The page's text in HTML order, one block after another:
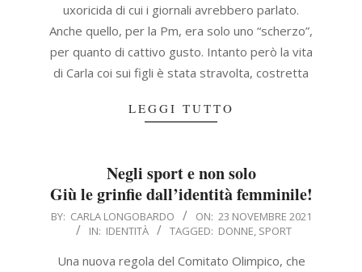
uxoricida di cui i giornali avrebbero parlato.
Anche quello, per la Pm, era solo uno “scherzo”,
per quanto di cattivo gusto. Intanto però la vita
di Carla coi sui figli è stata stravolta, costretta
LEGGI TUTTO
Negli sport e non solo
Giù le grinfie dall’identità femminile!
2021-
23
BY: CARLA LONGOBARDO ON: 23 NOVEMBRE 2021
IN: IDENTITÀ TAGGED: DONNE, SPORT
Una nuova regola del Comitato Olimpico, che